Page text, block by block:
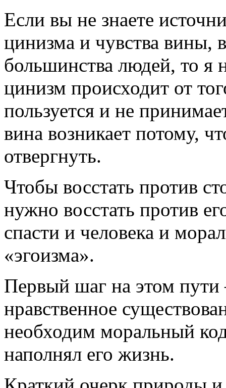
Если вы не знаете
цинизма и чувства вины,
большинства людей, то я
цинизм происходит от
пользуется и не
вина возникает потому,
отвергнуть.
Чтобы восстать против
нужно восстать против
спасти и человека и
«эгоизма».
Первый шаг на этом пути
нравственное
необходим моральный
наполнял его жизнь.